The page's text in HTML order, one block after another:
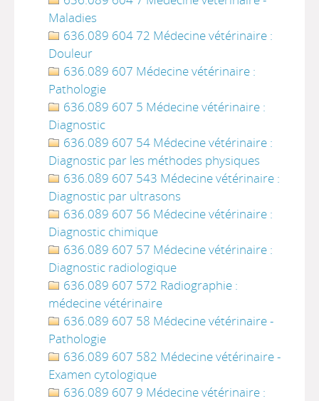
Maladies
636.089 604 72 Médecine vétérinaire :
Douleur
636.089 607 Médecine vétérinaire :
Pathologie
636.089 607 5 Médecine vétérinaire :
Diagnostic
636.089 607 54 Médecine vétérinaire :
Diagnostic par les méthodes physiques
636.089 607 543 Médecine vétérinaire :
Diagnostic par ultrasons
636.089 607 56 Médecine vétérinaire :
Diagnostic chimique
636.089 607 57 Médecine vétérinaire :
Diagnostic radiologique
636.089 607 572 Radiographie :
médecine vétérinaire
636.089 607 58 Médecine vétérinaire -
Pathologie
636.089 607 582 Médecine vétérinaire -
Examen cytologique
636.089 607 9 Médecine vétérinaire :